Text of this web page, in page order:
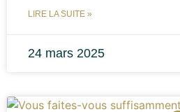
LIRE LA SUITE »
24 mars 2025